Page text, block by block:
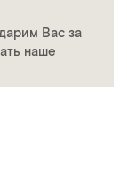
Вас за
наше